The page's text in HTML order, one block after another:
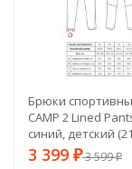
Брюки
CAMP 2 Lined
синий, детский
3 399 ₽3 599₽